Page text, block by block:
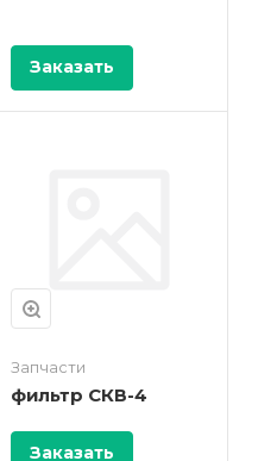
Заказать
Запчасти
фильтр СКВ-4
Заказать